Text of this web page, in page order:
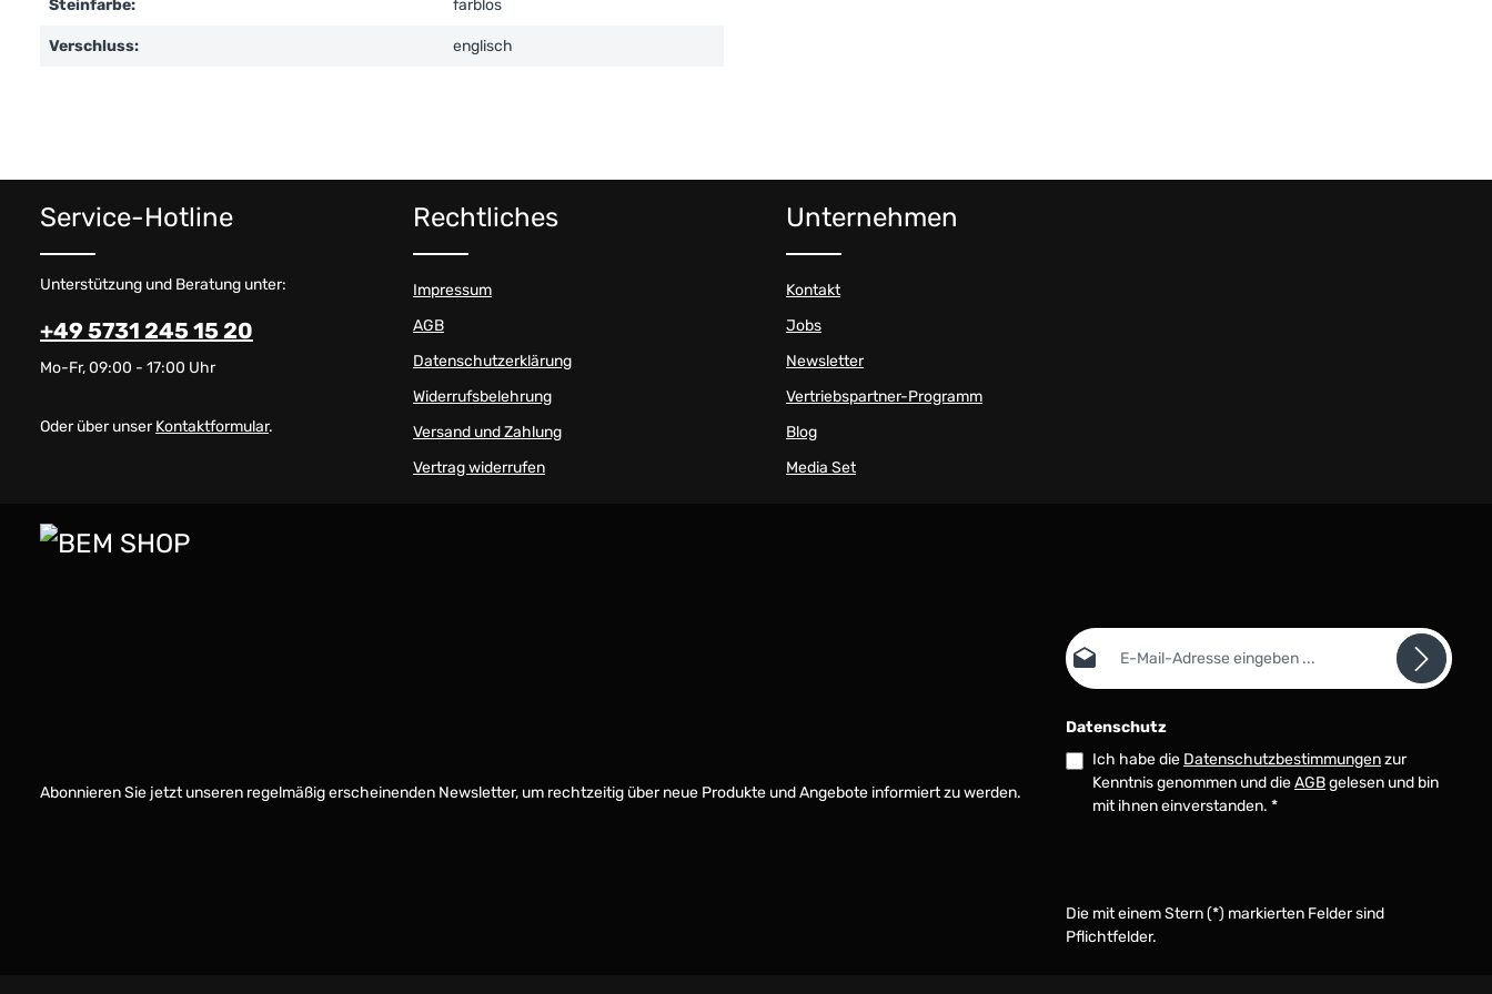
Steinfarbe: farblos
Verschluss: englisch
Service-Hotline
Unterstützung und Beratung unter:
+49 5731 245 15 20
Mo-Fr, 09:00 - 17:00 Uhr
Oder über unserKontaktformular.
Rechtliches
Impressum
AGB
Datenschutzerklärung
Widerrufsbelehrung
Versand und Zahlung
Vertrag widerrufen
Unternehmen
Kontakt
Jobs
Newsletter
Vertriebspartner-Programm
Blog
Media Set
Abonnieren Sie jetzt unseren regelmäßig erscheinenden Newsletter, um rechtzeitig über neue Produkte und Angebote informiert zu werden.
E-Mail-Adresse*
Datenschutz
Ich habe die Datenschutzbestimmungenzur
Kenntnis genommen und dieAGBgelesen und bin
mit ihnen einverstanden. *
Die mit einem Stern (*) markierten Felder sind
Pflichtfelder.